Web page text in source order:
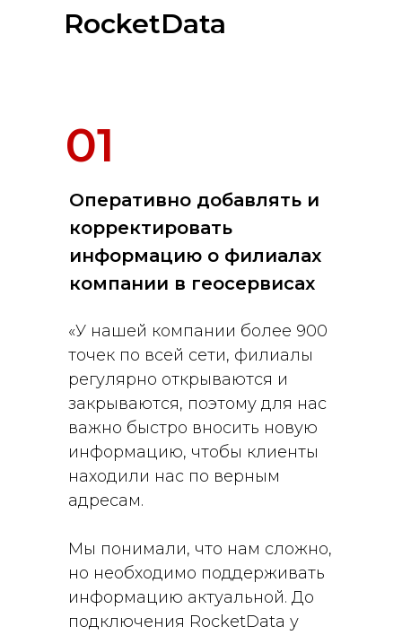
RocketData
«У нашей компании более 900
точек по всей сети, филиалы
регулярно открываются и
закрываются, поэтому для нас
важно быстро вносить новую
информацию, чтобы клиенты
находили нас по верным
адресам.
Мы понимали, что нам сложно,
но необходимо поддерживать
информацию актуальной. До
подключения RocketData у
Оперативно добавлять и
корректировать
информацию о филиалах
компании в геосервисах
01